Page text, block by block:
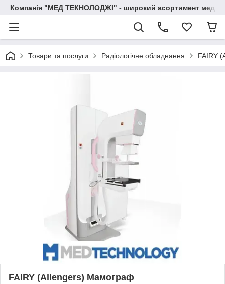
Компанія "МЕД ТЕКНОЛОДЖІ" - широкий асортимент
Товари та послуги Радіологічне обладнання FAIRY
FAIRY (Allengers) Мамограф